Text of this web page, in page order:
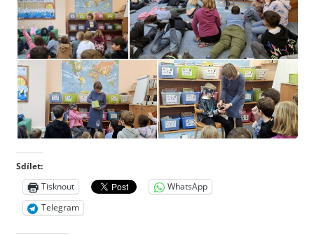
Sdílet:
Tisknout
WhatsApp
Telegram